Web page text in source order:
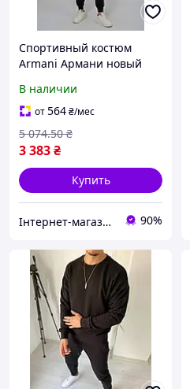
Спортивный костюм
Armani Армани новый
M L XL XXL производство
Турция
В наличии
от564₴/мес
3 383₴
5 074.50 ₴
Купить
Інтернет-магазин ALL CLOTHES 90%